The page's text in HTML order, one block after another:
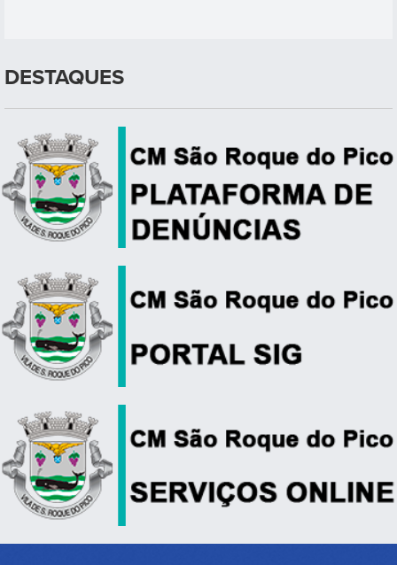
DESTAQUES